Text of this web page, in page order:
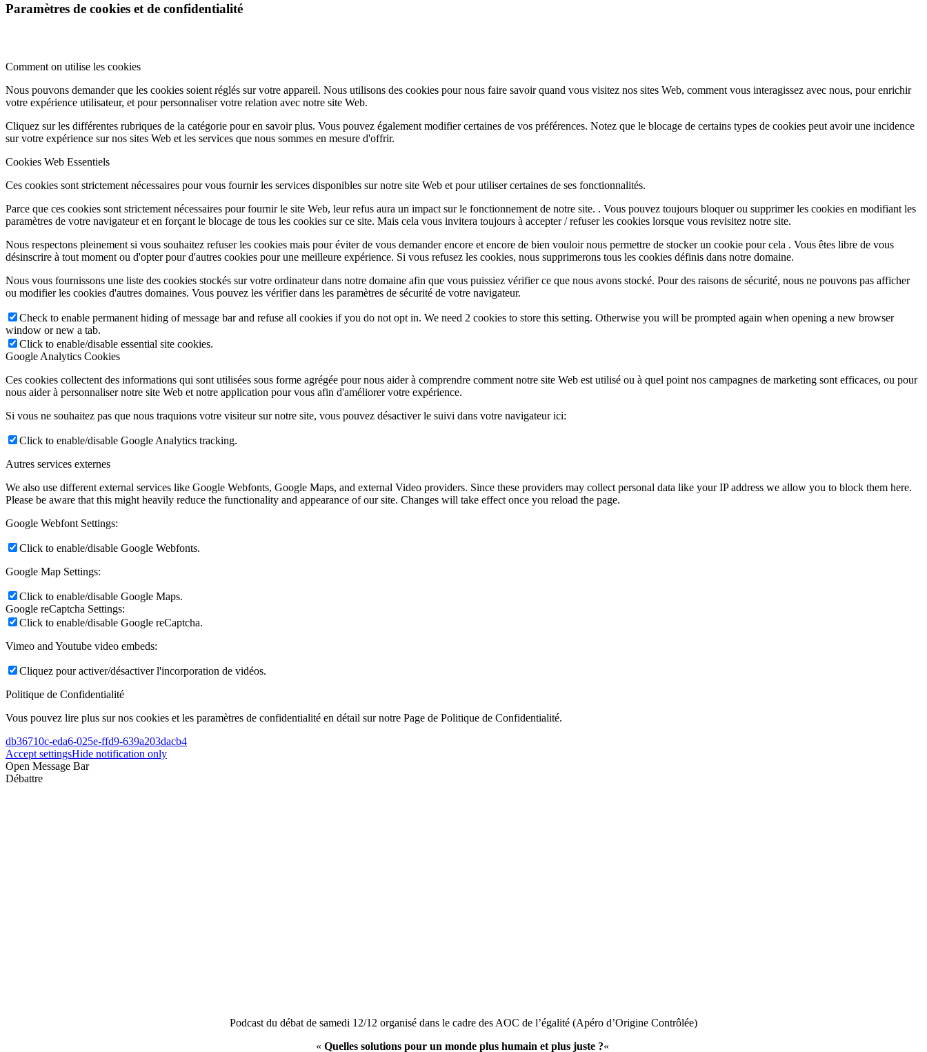
Paramètres de cookies et de confidentialité
Comment on utilise les cookies
Nous pouvons demander que les cookies soient réglés sur votre appareil. Nous utilisons des cookies pour nous faire savoir quand vous visitez nos sites Web, comment vous interagissez avec nous, pour enrichir
votre expérience utilisateur, et pour personnaliser votre relation avec notre site Web.
Cliquez sur les différentes rubriques de la catégorie pour en savoir plus. Vous pouvez également modifier certaines de vos préférences. Notez que le blocage de certains types de cookies peut avoir une incidence
sur votre expérience sur nos sites Web et les services que nous sommes en mesure d'offrir.
Cookies Web Essentiels
Ces cookies sont strictement nécessaires pour vous fournir les services disponibles sur notre site Web et pour utiliser certaines de ses fonctionnalités.
Parce que ces cookies sont strictement nécessaires pour fournir le site Web, leur refus aura un impact sur le fonctionnement de notre site. . Vous pouvez toujours bloquer ou supprimer les cookies en modifiant les
paramètres de votre navigateur et en forçant le blocage de tous les cookies sur ce site. Mais cela vous invitera toujours à accepter / refuser les cookies lorsque vous revisitez notre site.
Nous respectons pleinement si vous souhaitez refuser les cookies mais pour éviter de vous demander encore et encore de bien vouloir nous permettre de stocker un cookie pour cela . Vous êtes libre de vous
désinscrire à tout moment ou d'opter pour d'autres cookies pour une meilleure expérience. Si vous refusez les cookies, nous supprimerons tous les cookies définis dans notre domaine.
Nous vous fournissons une liste des cookies stockés sur votre ordinateur dans notre domaine afin que vous puissiez vérifier ce que nous avons stocké. Pour des raisons de sécurité, nous ne pouvons pas afficher
ou modifier les cookies d'autres domaines. Vous pouvez les vérifier dans les paramètres de sécurité de votre navigateur.
Check to enable permanent hiding of message bar and refuse all cookies if you do not opt in. We need 2 cookies to store this setting. Otherwise you will be prompted again when opening a new browser
window or new a tab.
Click to enable/disable essential site cookies.
Google Analytics Cookies
Ces cookies collectent des informations qui sont utilisées sous forme agrégée pour nous aider à comprendre comment notre site Web est utilisé ou à quel point nos campagnes de marketing sont efficaces, ou pour
nous aider à personnaliser notre site Web et notre application pour vous afin d'améliorer votre expérience.
Si vous ne souhaitez pas que nous traquions votre visiteur sur notre site, vous pouvez désactiver le suivi dans votre navigateur ici:
Click to enable/disable Google Analytics tracking.
Autres services externes
We also use different external services like Google Webfonts, Google Maps, and external Video providers. Since these providers may collect personal data like your IP address we allow you to block them here.
Please be aware that this might heavily reduce the functionality and appearance of our site. Changes will take effect once you reload the page.
Google Webfont Settings:
Click to enable/disable Google Webfonts.
Google Map Settings:
Click to enable/disable Google Maps.
Google reCaptcha Settings:
Click to enable/disable Google reCaptcha.
Vimeo and Youtube video embeds:
Cliquez pour activer/désactiver l'incorporation de vidéos.
Politique de Confidentialité
Vous pouvez lire plus sur nos cookies et les paramètres de confidentialité en détail sur notre Page de Politique de Confidentialité.
db36710c-eda6-025e-ffd9-639a203dacb4
Accept settingsHide notification only
Open Message Bar
Débattre
Podcast du débat de samedi 12/12 organisé dans le cadre des AOC de l’égalité (Apéro d’Origine Contrôlée)
« Quelles solutions pour un monde plus humain et plus juste ?«